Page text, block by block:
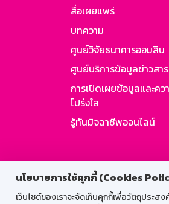
นโยบายการใช้คุกกี้ (Cookies
เว็บไซต์ของเราจะจัดเก็บคุกกี้เพื่อวัตถุประ
สื่อเผยแพร่
บทความ
ศูนย์วิจัยธนาคารออมสิน
ศูนย์บริการข้อมูลข่าวสาร
การเปิดเผยข้อมูลและคว
โปร่งใส
รู้ทันมิจฉาชีพออนไลน์